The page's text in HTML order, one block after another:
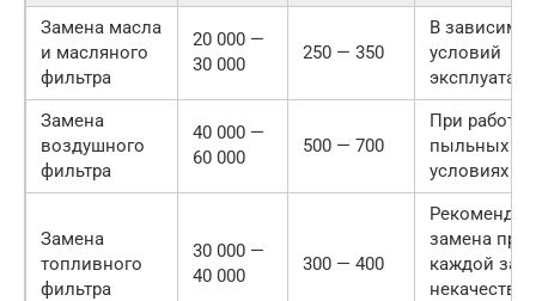
Замена масла
и масляного
фильтра
20 000 —
30 000
250 — 350
В
условий
Замена
воздушного
фильтра
40 000 —
60 000
500 — 700
При работе
пыльных
условиях –
Замена
топливного
фильтра
30 000 —
40 000
300 — 400
замена при
каждой